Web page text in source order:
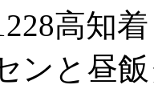
高知着
ンと昼